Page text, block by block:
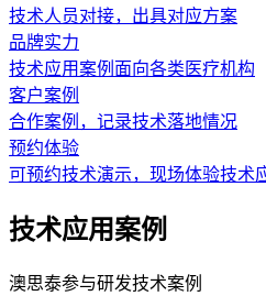
技术人员对接，出具对应方案
品牌实力
技术应用案例面向各类医疗机构
客户案例
合作案例，记录技术落地情况
预约体验
可预约技术演示，现场体验技术
技术应用案例
澳思泰参与研发技术案例